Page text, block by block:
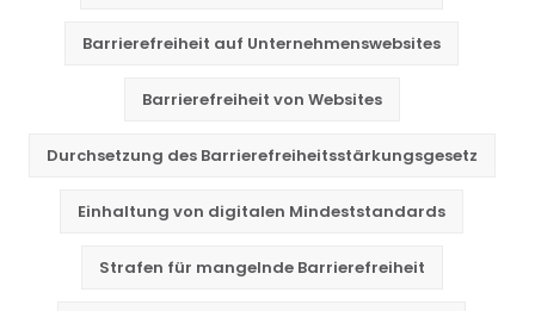
Barrierefreiheit auf Unternehmenswebsites
Barrierefreiheit von Websites
Durchsetzung des Barrierefreiheitsstärkungsgesetz
Einhaltung von digitalen Mindeststandards
Strafen für mangelnde Barrierefreiheit